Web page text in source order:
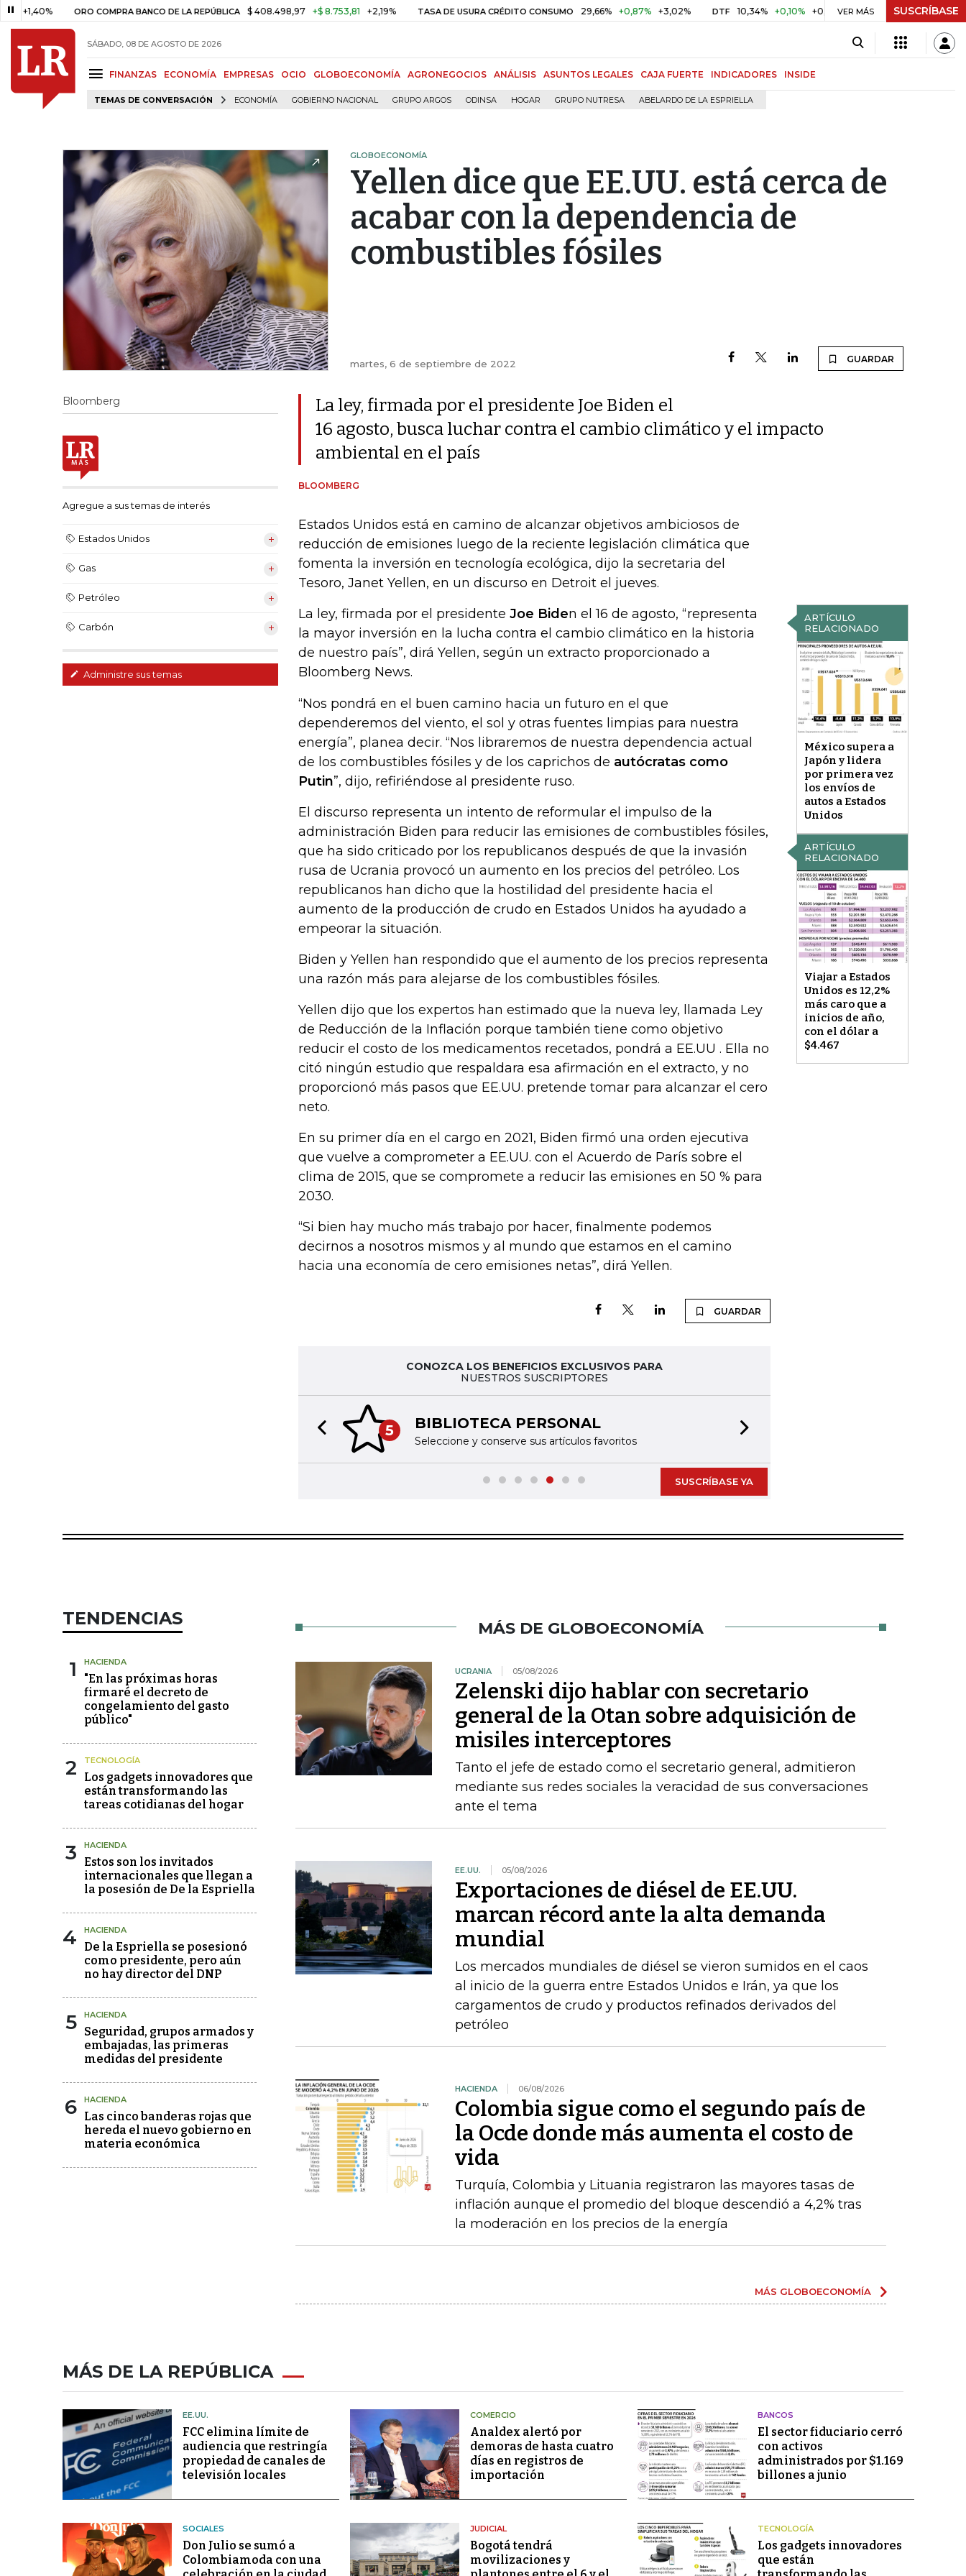
ORO COMPRA BANCO DE LA REPÚBLICA $ 408.498,97 +$ 8.753,81 +2,19% TASA DE USURA CRÉDITO CONSUMO 29,66% +0,87% +3,02% DTF 10,34% +0,10% +0,98% UVR $ 416,96 +$ 0,05 +0,01%
VER MÁS SUSCRÍBASE
SÁBADO, 08 DE AGOSTO DE 2026
FINANZAS ECONOMÍA EMPRESAS OCIO GLOBOECONOMÍA AGRONEGOCIOS ANÁLISIS ASUNTOS LEGALES CAJA FUERTE INDICADORES INSIDE
TEMAS DE CONVERSACIÓN ECONOMÍA GOBIERNO NACIONAL GRUPO ARGOS ODINSA HOGAR GRUPO NUTRESA ABELARDO DE LA ESPRIELLA
GLOBOECONOMÍA
Yellen dice que EE.UU. está cerca de
acabar con la dependencia de
combustibles fósiles
martes, 6 de septiembre de 2022 GUARDAR
Bloomberg
Agregue a sus temas de interés
Estados Unidos
Gas
Petróleo
Carbón
Administre sus temas
La ley, firmada por el presidente Joe Biden el
16 agosto, busca luchar contra el cambio climático y el impacto
ambiental en el país
BLOOMBERG
Estados Unidos está en camino de alcanzar objetivos ambiciosos de
reducción de emisiones luego de la reciente legislación climática que
fomenta la inversión en tecnología ecológica, dijo la secretaria del
Tesoro, Janet Yellen, en un discurso en Detroit el jueves.
ARTÍCULO
RELACIONADO
México supera a
Japón y lidera
por primera vez
los envíos de
autos a Estados
Unidos
La ley, firmada por el presidente Joe Biden el 16 de agosto, “representa
la mayor inversión en la lucha contra el cambio climático en la historia
de nuestro país”, dirá Yellen, según un extracto proporcionado a
Bloomberg News.
ARTÍCULO
RELACIONADO
Viajar a Estados
Unidos es 12,2%
más caro que a
inicios de año,
con el dólar a
$4.467
“Nos pondrá en el buen camino hacia un futuro en el que
dependeremos del viento, el sol y otras fuentes limpias para nuestra
energía”, planea decir. “Nos libraremos de nuestra dependencia actual
de los combustibles fósiles y de los caprichos de autócratas como
Putin”, dijo, refiriéndose al presidente ruso.
El discurso representa un intento de reformular el impulso de la
administración Biden para reducir las emisiones de combustibles fósiles,
que ha sido criticado por los republicanos después de que la invasión
rusa de Ucrania provocó un aumento en los precios del petróleo. Los
republicanos han dicho que la hostilidad del presidente hacia el
aumento de la producción de crudo en Estados Unidos ha ayudado a
empeorar la situación.
Biden y Yellen han respondido que el aumento de los precios representa
una razón más para alejarse de los combustibles fósiles.
Yellen dijo que los expertos han estimado que la nueva ley, llamada Ley
de Reducción de la Inflación porque también tiene como objetivo
reducir el costo de los medicamentos recetados, pondrá a EE.UU . Ella no
citó ningún estudio que respaldara esa afirmación en el extracto, y no
proporcionó más pasos que EE.UU. pretende tomar para alcanzar el cero
neto.
En su primer día en el cargo en 2021, Biden firmó una orden ejecutiva
que vuelve a comprometer a EE.UU. con el Acuerdo de París sobre el
clima de 2015, que se compromete a reducir las emisiones en 50 % para
2030.
“Si bien hay mucho más trabajo por hacer, finalmente podemos
decirnos a nosotros mismos y al mundo que estamos en el camino
hacia una economía de cero emisiones netas”, dirá Yellen.
GUARDAR
CONOZCA LOS BENEFICIOS EXCLUSIVOS PARA
NUESTROS SUSCRIPTORES
5 BIBLIOTECA PERSONAL
Seleccione y conserve sus artículos favoritos
Previous slide
SUSCRÍBASE YA
TENDENCIAS
1 HACIENDA
"En las próximas horas
firmaré el decreto de
congelamiento del gasto
público"
2 TECNOLOGÍA
Los gadgets innovadores que
están transformando las
tareas cotidianas del hogar
3 HACIENDA
Estos son los invitados
internacionales que llegan a
la posesión de De la Espriella
4 HACIENDA
De la Espriella se posesionó
como presidente, pero aún
no hay director del DNP
5 HACIENDA
Seguridad, grupos armados y
embajadas, las primeras
medidas del presidente
6 HACIENDA
Las cinco banderas rojas que
hereda el nuevo gobierno en
materia económica
MÁS DE GLOBOECONOMÍA
UCRANIA 05/08/2026
Zelenski dijo hablar con secretario
general de la Otan sobre adquisición de
misiles interceptores
Tanto el jefe de estado como el secretario general, admitieron
mediante sus redes sociales la veracidad de sus conversaciones
ante el tema
EE.UU. 05/08/2026
Exportaciones de diésel de EE.UU.
marcan récord ante la alta demanda
mundial
Los mercados mundiales de diésel se vieron sumidos en el caos
al inicio de la guerra entre Estados Unidos e Irán, ya que los
cargamentos de crudo y productos refinados derivados del
petróleo
HACIENDA 06/08/2026
Colombia sigue como el segundo país de
la Ocde donde más aumenta el costo de
vida
Turquía, Colombia y Lituania registraron las mayores tasas de
inflación aunque el promedio del bloque descendió a 4,2% tras
la moderación en los precios de la energía
MÁS GLOBOECONOMÍA
MÁS DE LA REPÚBLICA
EE.UU.
FCC elimina límite de
audiencia que restringía
propiedad de canales de
televisión locales
COMERCIO
Analdex alertó por
demoras de hasta cuatro
días en registros de
importación
BANCOS
El sector fiduciario cerró
con activos
administrados por $1.169
billones a junio
SOCIALES
Don Julio se sumó a
Colombiamoda con una
JUDICIAL
Bogotá tendrá
movilizaciones y
TECNOLOGÍA
Los gadgets innovadores
que están